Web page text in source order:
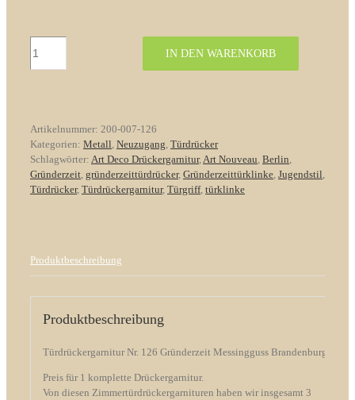
Nr.
126
Menge
IN DEN WARENKORB
Artikelnummer: 200-007-126
Kategorien: Metall, Neuzugang, Türdrücker
Schlagwörter: Art Deco Drückergarnitur,Art Nouveau, Berlin,
Gründerzeit, gründerzeittürdrücker, Gründerzeittürklinke, Jugendstil,
Türdrücker, Türdrückergarnitur, Türgriff, türklinke
Produktbeschreibung
Produktbeschreibung
Türdrückergarnitur Nr. 126 Gründerzeit Messingguss Brandenburg
Preis für 1 komplette Drückergarnitur.
Von diesen Zimmertürdrückergarnituren haben wir insgesamt 3